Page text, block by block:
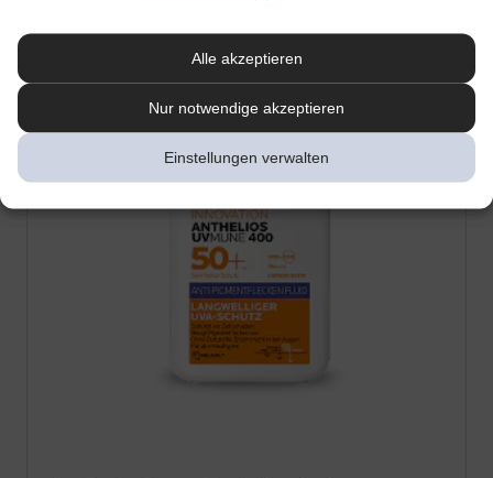
Alle akzeptieren
Nur notwendige akzeptieren
Einstellungen verwalten